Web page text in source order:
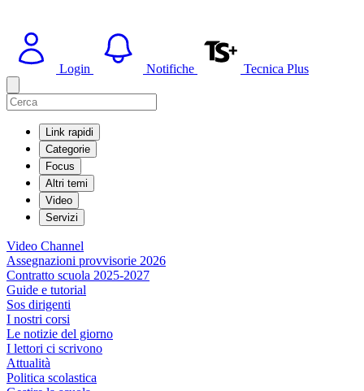
Login Notifiche Tecnica Plus
Link rapidi
Categorie
Focus
Altri temi
Video
Servizi
Video Channel
Assegnazioni provvisorie 2026
Contratto scuola 2025-2027
Guide e tutorial
Sos dirigenti
I nostri corsi
Le notizie del giorno
I lettori ci scrivono
Attualità
Politica scolastica